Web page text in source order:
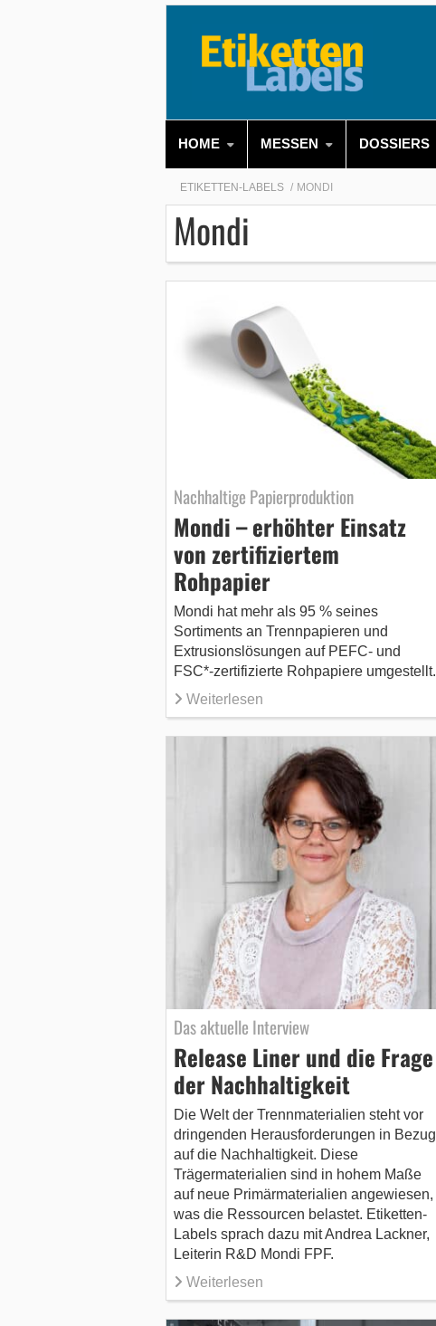
HOME MESSEN DOSSIERS
ETIKETTEN-LABELS MONDI
Mondi
Nachhaltige Papierproduktion
Mondi – erhöhter Einsatz
von zertifiziertem
Rohpapier
Mondi hat mehr als 95 % seines
Sortiments an Trennpapieren und
Extrusionslösungen auf PEFC- und
FSC*-zertifizierte Rohpapiere umgestellt.
Weiterlesen
Das aktuelle Interview
Release Liner und die Frage
der Nachhaltigkeit
Die Welt der Trennmaterialien steht vor
dringenden Herausforderungen in Bezug
auf die Nachhaltigkeit. Diese
Trägermaterialien sind in hohem Maße
auf neue Primärmaterialien angewiesen,
was die Ressourcen belastet. Etiketten-
Labels sprach dazu mit Andrea Lackner,
Leiterin R&D Mondi FPF.
Weiterlesen